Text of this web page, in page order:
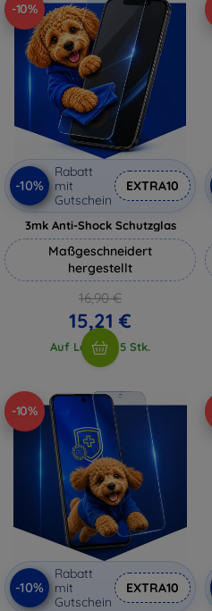
-10%
-10%
Rabatt
mit
Gutschein
EXTRA10
3mk Anti-Shock Schutzglas
Maßgeschneidert
hergestellt
16,90 €
15,21 €
Auf Lager > 5 Stk.
-10%
-10%
Rabatt
mit
Gutschein
EXTRA10